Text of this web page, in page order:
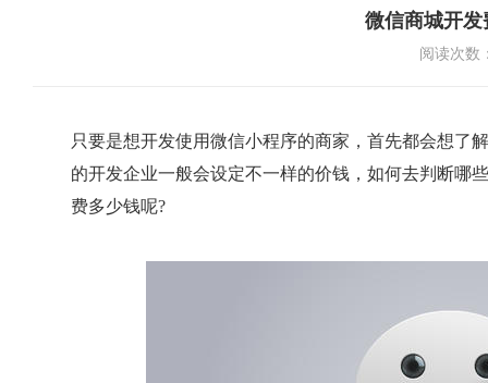
微信商城开
阅读次数
只要是想开发使用微信小程序的商家，首先都会想了
的开发企业一般会设定不一样的价钱，如何去判断哪
费多少钱呢?